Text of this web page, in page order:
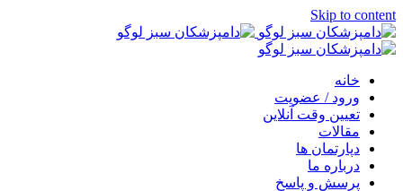
Skip to content
خانه
ورود / عضویت
تعیین وقت آنلاین
مقالات
دپارتمان ها
درباره ما
پرسش و پاسخ